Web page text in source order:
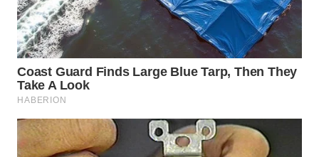
LAWAS
WN
SUMEDANG
WN
WN